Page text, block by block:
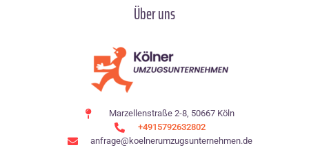
Über uns
Marzellenstraße 2-8, 50667 Köln
+4915792632802
anfrage@koelnerumzugsunternehmen.de